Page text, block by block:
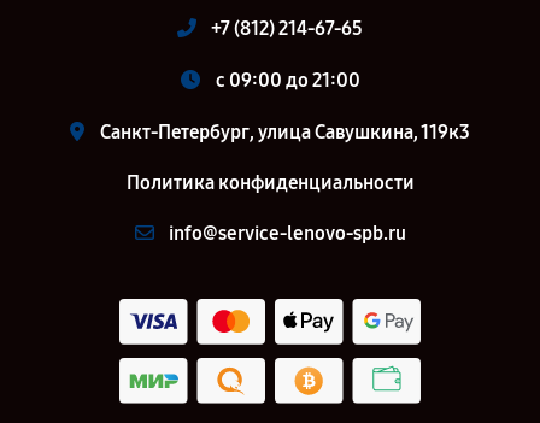
+7 (812) 214-67-65
c 09:00 до 21:00
Санкт-Петербург, улица Савушкина, 119к3
Политика конфиденциальности
info@service-lenovo-spb.ru